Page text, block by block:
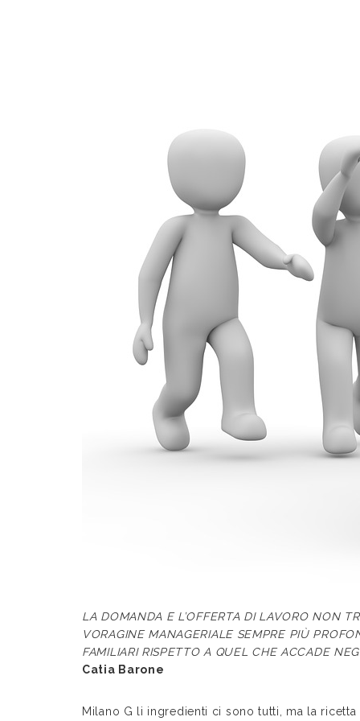
LA DOMANDA E L’OFFERTA DI LAVORO NON
VORAGINE MANAGERIALE SEMPRE PIÙ
FAMILIARI RISPETTO A QUEL CHE ACCADE
Catia Barone
Milano G li ingredienti ci sono tutti, ma la